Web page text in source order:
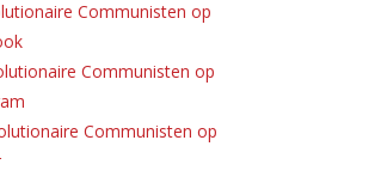
Communisten op
Communisten op
Communisten op